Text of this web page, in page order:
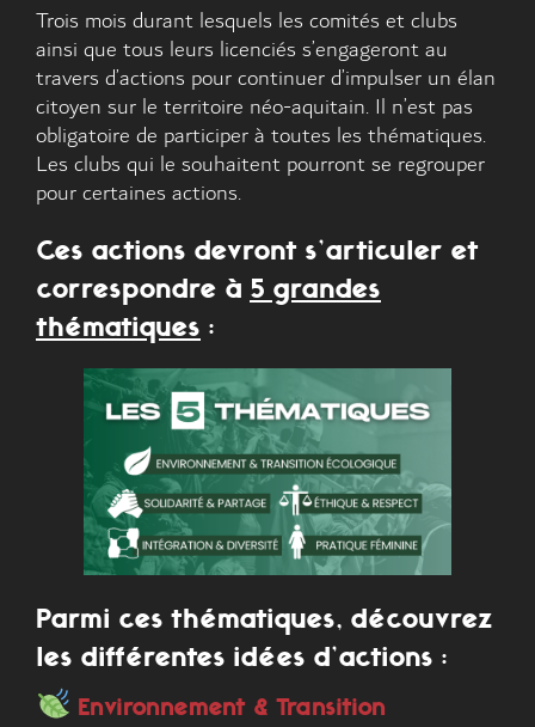
Trois mois durant lesquels les comités et clubs
ainsi que tous leurs licenciés s’engageront au
travers d’actions pour continuer d’impulser un élan
citoyen sur le territoire néo-aquitain. Il n’est pas
obligatoire de participer à toutes les thématiques.
Les clubs qui le souhaitent pourront se regrouper
pour certaines actions.
Ces actions devront s’articuler et
correspondre à 5 grandes
thématiques :
Parmi ces thématiques, découvrez
les différentes idées d’actions :
Environnement & Transition